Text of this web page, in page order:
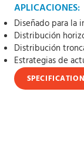
APLICACIONES:
Diseñado para la
Distribución
Distribución
Estrategias de